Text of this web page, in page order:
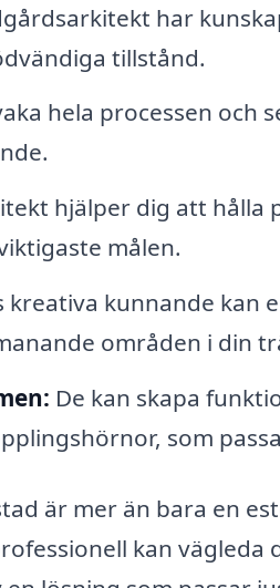
har
tillstånd.
hela processen och
hjälper dig att hålla
målen.
kreativa kunnande kan
områden i din
De kan skapa
som
är mer än bara en
kan vägleda